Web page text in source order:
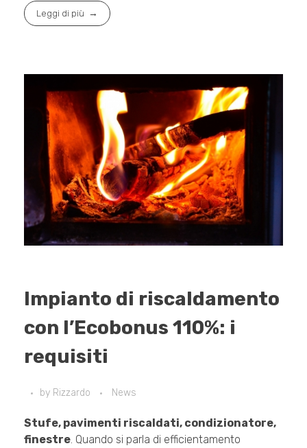
Leggi di più
Impianto di riscaldamento
con l’Ecobonus 110%: i
requisiti
by Rizzardo News
Stufe, pavimenti riscaldati, condizionatore,
finestre. Quando si parla di efficientamento